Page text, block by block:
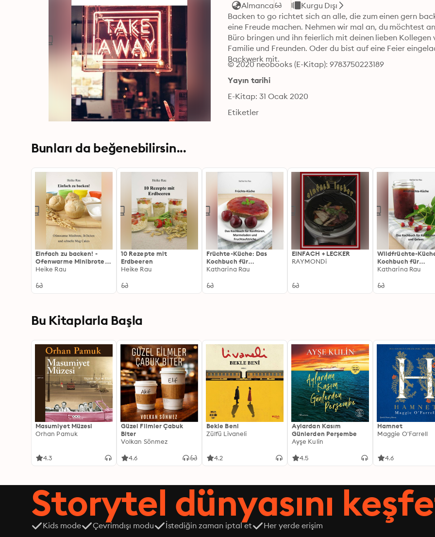
Almanca
Kurgu Dışı
Backen to go richtet sich an alle, die zum einen gern
eine Freude machen. Nehmen wir mal an, du möchtest
Büro bringen und ihn feierlich mit deinen lieben
Familie und Freunden. Oder du bist auf eine Feier
Backwerk mit.
© 2020 neobooks (E-Kitap): 9783750223189
Yayın tarihi
E-Kitap: 31 Ocak 2020
Etiketler
Bunları da beğenebilirsin...
Einfach zu backen! -
Ofenwarme Minibrote,
Brötchen und schnelle
Heike Rau
10 Rezepte mit
Erdbeeren
Heike Rau
Früchte-Küche: Das
Kochbuch für
Konfitüren,
Fruchtaufstriche
Katharina Rau
EINFACH + LECKER
RAYMONDi
Wildfrüchte-
Kochbuch für
Konfitüren und
Katharina Rau
Bu Kitaplarla Başla
Masumiyet Müzesi
Orhan Pamuk
4.3
Güzel Filmler Çabuk
Biter
Volkan Sönmez
4.6
Bekle Beni
Zülfü Livaneli
4.2
Aylardan Kasım
Günlerden Perşembe
Ayşe Kulin
4.5
Hamnet
Maggie O'Farrell
4.6
Storytel dünyasını
Kids mode Çevrimdışı modu İstediğin zaman iptal et Her yerde erişim